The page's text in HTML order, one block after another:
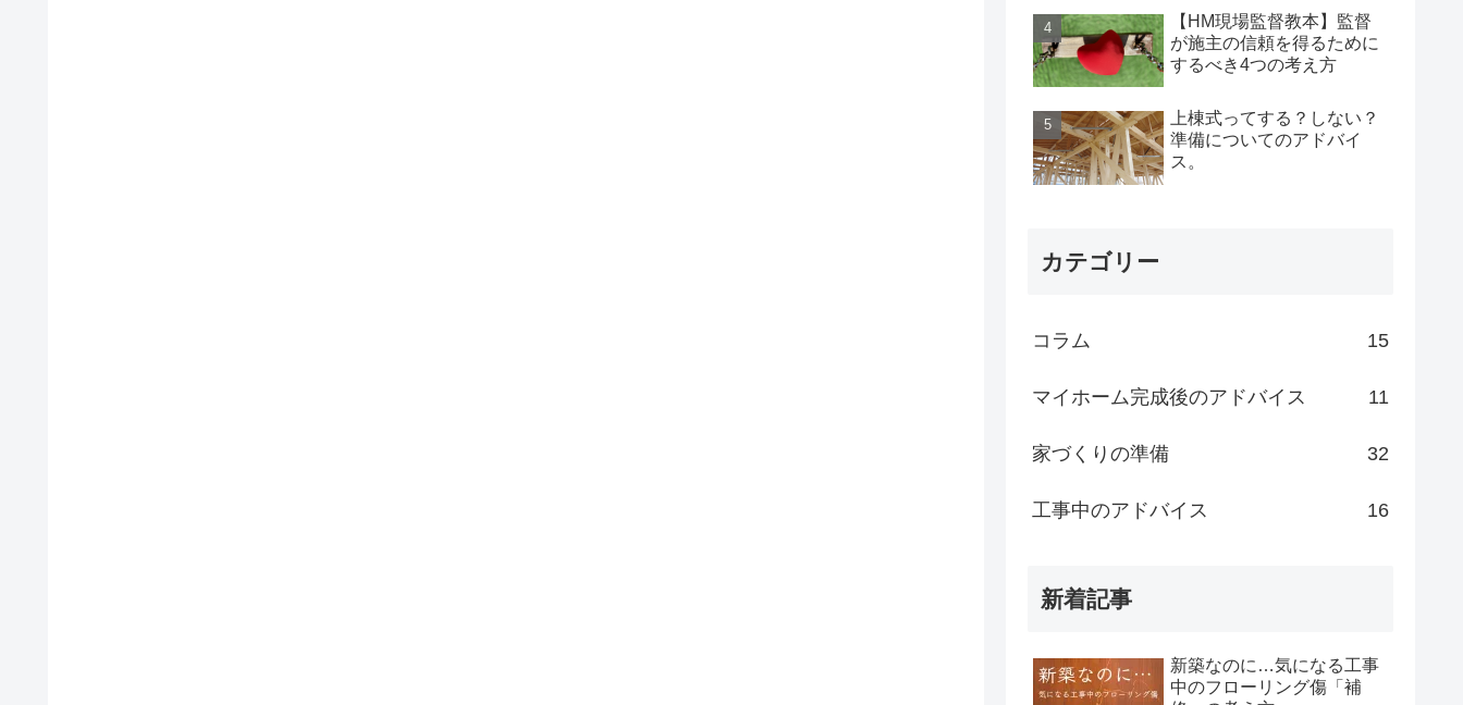
【HM現場監督教本】監督
が施主の信頼を得るために
するべき4つの考え方
上棟式ってする？しない？
準備についてのアドバイ
ス。
カテゴリー
コラム 15
マイホーム完成後のアドバイス 11
家づくりの準備 32
工事中のアドバイス 16
新着記事
新築なのに…気になる工事
中のフローリング傷「補